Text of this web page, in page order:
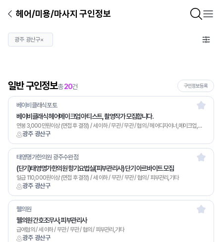
헤어/미용/마사지 구인정보
광주 광산구×
일반 구인정보총20건 구인정보등록
광주 광산구
베이비클래식포토
베이비클래식 헤어메이크업 아티스트, 촬영작가 모집합니다.
연봉 3,000만원이상 (면접 후 결정) / 세 이하 / 무관 / 무관 / 협의 / 헤어디자이너,메이크업,기타
광주 광산구
태영명가한의원 광주수완점
(단기)태영명가한의원 향기요법실(피부관리사) 단기 아르바이트 모집
일급 110,000원이상 (면접 후 결정) / 세 이하 / 무관 / 무관 / 협의 / 피부관리,기타
광주 광산구
웰의원
웰의원 간호조무사,피부관리사
급여협의 / 세 이하 / 무관 / 무관 / 협의 / 피부관리,기타